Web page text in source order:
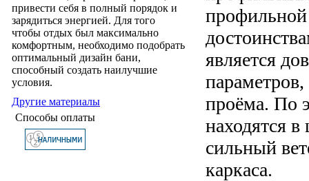
привести себя в полный порядок и
зарядиться энергией. Для того
чтобы отдых был максимально
комфортным, необходимо подобрать
оптимальный дизайн бани,
способный создать наилучшие
условия.
Другие материалы
Способы оплаты
является
проёма. По
находятся
сильный
каркаса.